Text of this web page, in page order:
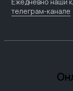
телеграм-канале